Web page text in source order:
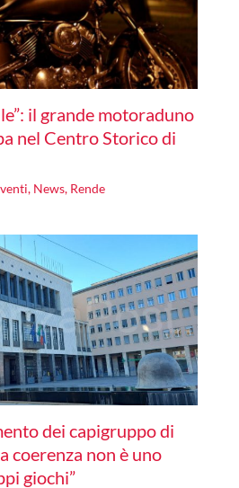
il grande motoraduno
nel Centro Storico di
, News, Rende
dei capigruppo di
coerenza non è uno
giochi”